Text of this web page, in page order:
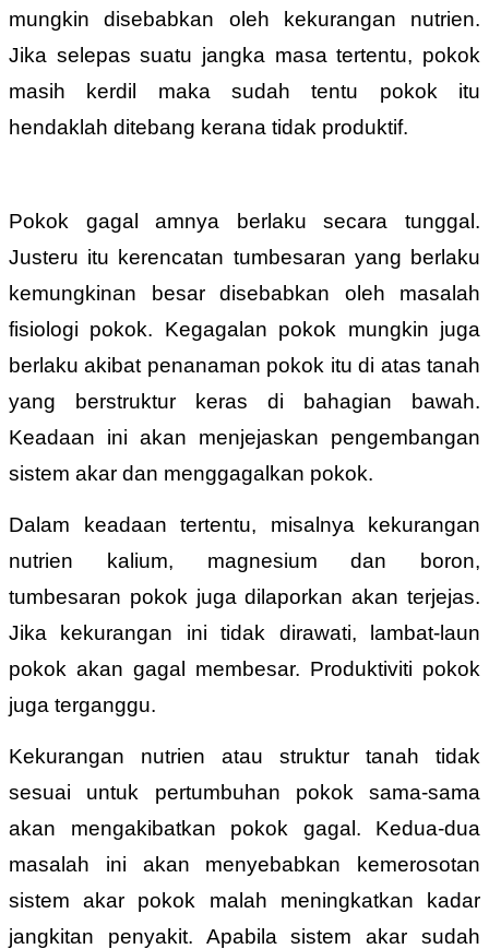
mungkin disebabkan oleh kekurangan nutrien.
Jika selepas suatu jangka masa tertentu, pokok
masih kerdil maka sudah tentu pokok itu
hendaklah ditebang kerana tidak produktif.
Pokok gagal amnya berlaku secara tunggal.
Justeru itu kerencatan tumbesaran yang berlaku
kemungkinan besar disebabkan oleh masalah
fisiologi pokok. Kegagalan pokok mungkin juga
berlaku akibat penanaman pokok itu di atas tanah
yang berstruktur keras di bahagian bawah.
Keadaan ini akan menjejaskan pengembangan
sistem akar dan menggagalkan pokok.
Dalam keadaan tertentu, misalnya kekurangan
nutrien kalium, magnesium dan boron,
tumbesaran pokok juga dilaporkan akan terjejas.
Jika kekurangan ini tidak dirawati, lambat-laun
pokok akan gagal membesar. Produktiviti pokok
juga terganggu.
Kekurangan nutrien atau struktur tanah tidak
sesuai untuk pertumbuhan pokok sama-sama
akan mengakibatkan pokok gagal. Kedua-dua
masalah ini akan menyebabkan kemerosotan
sistem akar pokok malah meningkatkan kadar
jangkitan penyakit. Apabila sistem akar sudah